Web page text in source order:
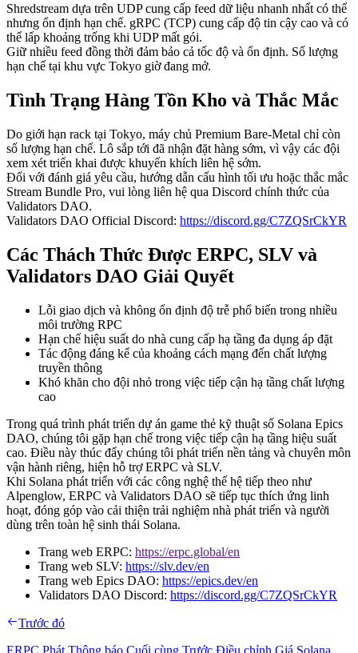
Shredstream dựa trên UDP cung cấp feed dữ liệu nhanh nhất có thể
nhưng ổn định hạn chế. gRPC (TCP) cung cấp độ tin cậy cao và có
thể lấp khoảng trống khi UDP mất gói.
Giữ nhiều feed đồng thời đảm bảo cả tốc độ và ổn định. Số lượng
hạn chế tại khu vực Tokyo giờ đang mở.
Tình Trạng Hàng Tồn Kho và Thắc Mắc
Do giới hạn rack tại Tokyo, máy chủ Premium Bare-Metal chỉ còn
số lượng hạn chế. Lô sắp tới đã nhận đặt hàng sớm, vì vậy các đội
xem xét triển khai được khuyến khích liên hệ sớm.
Đối với đánh giá yêu cầu, hướng dẫn cấu hình tối ưu hoặc thắc mắc
Stream Bundle Pro, vui lòng liên hệ qua Discord chính thức của
Validators DAO.
Validators DAO Official Discord: https://discord.gg/C7ZQSrCkYR
Các Thách Thức Được ERPC, SLV và
Validators DAO Giải Quyết
Lỗi giao dịch và không ổn định độ trễ phổ biến trong nhiều
môi trường RPC
Hạn chế hiệu suất do nhà cung cấp hạ tầng đa dụng áp đặt
Tác động đáng kể của khoảng cách mạng đến chất lượng
truyền thông
Khó khăn cho đội nhỏ trong việc tiếp cận hạ tầng chất lượng
cao
Trong quá trình phát triển dự án game thẻ kỹ thuật số Solana Epics
DAO, chúng tôi gặp hạn chế trong việc tiếp cận hạ tầng hiệu suất
cao. Điều này thúc đẩy chúng tôi phát triển nền tảng và chuyên môn
vận hành riêng, hiện hỗ trợ ERPC và SLV.
Khi Solana phát triển với các công nghệ thế hệ tiếp theo như
Alpenglow, ERPC và Validators DAO sẽ tiếp tục thích ứng linh
hoạt, đóng góp vào cải thiện trải nghiệm nhà phát triển và người
dùng trên toàn hệ sinh thái Solana.
Trang web ERPC: https://erpc.global/en
Trang web SLV: https://slv.dev/en
Trang web Epics DAO: https://epics.dev/en
Validators DAO Discord: https://discord.gg/C7ZQSrCkYR
Trước đó
ERPC Phát Thông báo Cuối cùng Trước Điều chỉnh Giá Solana